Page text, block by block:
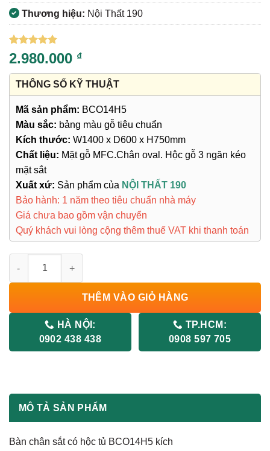
Thương hiệu: Nội Thất 190
5trên 5
dựa trên
3
đánh giá
2.980.000 ₫
THÔNG SỐ KỸ THUẬT
Mã sản phẩm: BCO14H5
Màu sắc: bảng màu gỗ tiêu chuẩn
Kích thước: W1400 x D600 x H750mm
Chất liệu: Mặt gỗ MFC.Chân oval. Hộc gỗ 3 ngăn kéo
mặt sắt
Xuất xứ: Sản phẩm của NỘI THẤT 190
Bảo hành: 1 năm theo tiêu chuẩn nhà máy
Giá chưa bao gồm vận chuyển
Quý khách vui lòng cộng thêm thuế VAT khi thanh toán
THÊM VÀO GIỎ HÀNG
HÀ NỘI:
0902 438 438
TP.HCM:
0908 597 705
MÔ TẢ SẢN PHẨM
Bàn chân sắt có hộc tủ BCO14H5 kích